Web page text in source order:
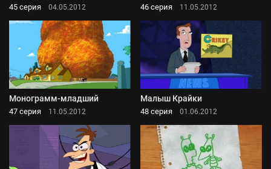
45 серия 04.05.2012 46 серия 11.05.2012
Монограмм-младший
47 серия 11.05.2012
Малыш Крайки
48 серия 01.06.2012